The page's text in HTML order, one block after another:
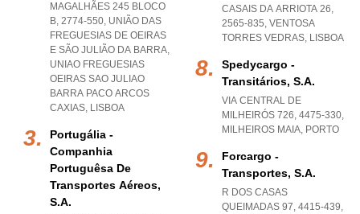
MAGALHÃES 245 BLOCO
B, 2774-550, UNIÃO DAS
FREGUESIAS DE OEIRAS
E SÃO JULIÃO DA BARRA,
UNIAO FREGUESIAS
OEIRAS SAO JULIAO
BARRA PACO ARCOS
CAXIAS, LISBOA
Portugália -
Companhia
Portuguêsa De
Transportes Aéreos,
S.a.
CASAIS DA ARRIOTA 26,
2565-835, VENTOSA
TORRES VEDRAS, LISBOA
Spedycargo -
Transitários, S.a.
VIA CENTRAL DE
MILHEIRÓS 726, 4475-330,
MILHEIROS MAIA, PORTO
Forcargo -
Transportes, S.a.
R DOS CASAS
QUEIMADAS 97, 4415-439,